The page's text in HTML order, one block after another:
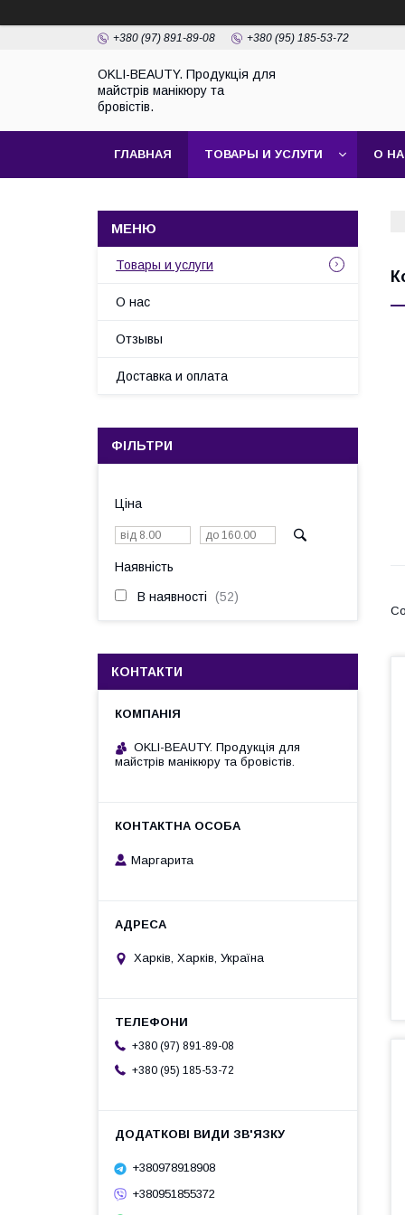
+380 (97) 891-89-08 +380 (95) 185-53-72
OKLI-BEAUTY. Продукція для
майстрів манікюру та
бровістів.
ГЛАВНАЯ ТОВАРЫ И УСЛУГИ О
Товары и услуги
О нас
Отзывы
Доставка и оплата
ФІЛЬТРИ
Ціна
Наявність
В наявності 52
КОНТАКТИ
OKLI-BEAUTY. Продукція для
майстрів манікюру та бровістів.
Маргарита
Харків, Харків, Україна
+380 (97) 891-89-08
+380 (95) 185-53-72
+380978918908
+380951855372